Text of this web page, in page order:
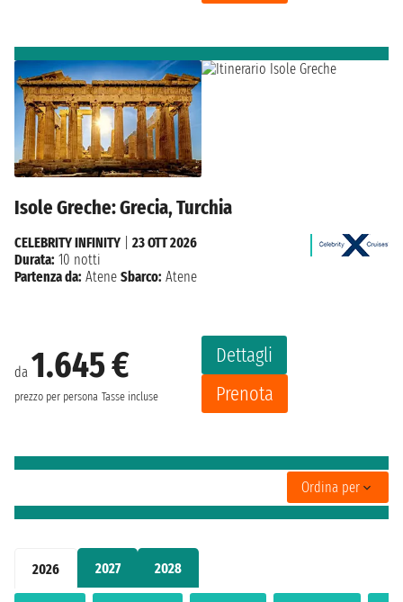
2026 2027 2028
Isole Greche: Grecia, Turchia
da 1.645 €
prezzo per persona Tasse incluse
Dettagli
Prenota
CELEBRITY INFINITY
23 OTT 2026
Durata: 10 notti
Partenza da: Atene Sbarco: Atene
Ordina per